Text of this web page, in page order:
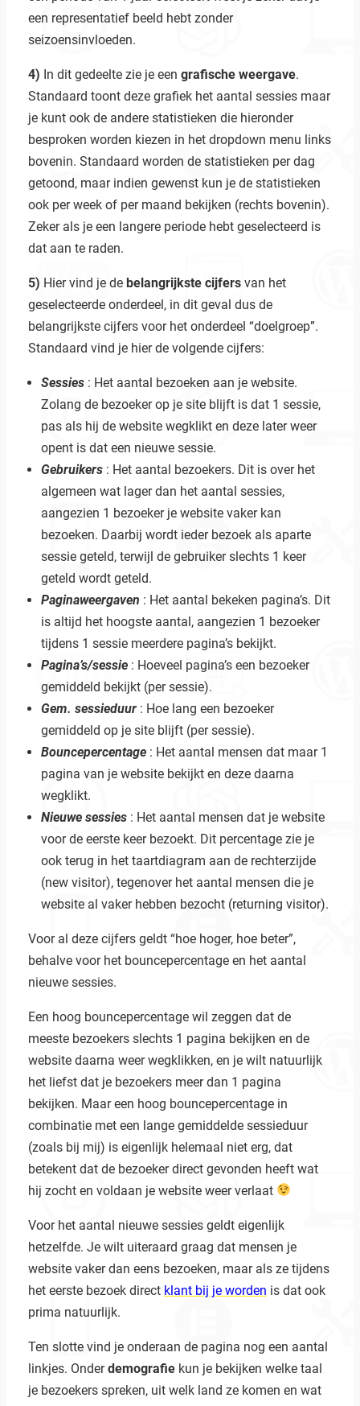
een representatief beeld hebt zonder
seizoensinvloeden.
4) In dit gedeelte zie je een grafische weergave.
Standaard toont deze grafiek het aantal sessies maar
je kunt ook de andere statistieken die hieronder
besproken worden kiezen in het dropdown menu links
bovenin. Standaard worden de statistieken per dag
getoond, maar indien gewenst kun je de statistieken
ook per week of per maand bekijken (rechts bovenin).
Zeker als je een langere periode hebt geselecteerd is
dat aan te raden.
5) Hier vind je de belangrijkste cijfersvan het
geselecteerde onderdeel, in dit geval dus de
belangrijkste cijfers voor het onderdeel “doelgroep”.
Standaard vind je hier de volgende cijfers:
Sessies: Het aantal bezoeken aan je website.
Zolang de bezoeker op je site blijft is dat 1 sessie,
pas als hij de website wegklikt en deze later weer
opent is dat een nieuwe sessie.
Gebruikers: Het aantal bezoekers. Dit is over het
algemeen wat lager dan het aantal sessies,
aangezien 1 bezoeker je website vaker kan
bezoeken. Daarbij wordt ieder bezoek als aparte
sessie geteld, terwijl de gebruiker slechts 1 keer
geteld wordt geteld.
Paginaweergaven : Het aantal bekeken pagina’s. Dit
is altijd het hoogste aantal, aangezien 1 bezoeker
tijdens 1 sessie meerdere pagina’s bekijkt.
Pagina’s/sessie: Hoeveel pagina’s een bezoeker
gemiddeld bekijkt (per sessie).
Gem. sessieduur: Hoe lang een bezoeker
gemiddeld op je site blijft (per sessie).
Bouncepercentage: Het aantal mensen dat maar 1
pagina van je website bekijkt en deze daarna
wegklikt.
Nieuwe sessies: Het aantal mensen dat je website
voor de eerste keer bezoekt. Dit percentage zie je
ook terug in het taartdiagram aan de rechterzijde
(new visitor), tegenover het aantal mensen die je
website al vaker hebben bezocht (returning visitor).
Voor al deze cijfers geldt “hoe hoger, hoe beter”,
behalve voor het bouncepercentage en het aantal
nieuwe sessies.
Een hoog bouncepercentage wil zeggen dat de
meeste bezoekers slechts 1 pagina bekijken en de
website daarna weer wegklikken, en je wilt natuurlijk
het liefst dat je bezoekers meer dan 1 pagina
bekijken. Maar een hoog bouncepercentage in
combinatie met een lange gemiddelde sessieduur
(zoals bij mij) is eigenlijk helemaal niet erg, dat
betekent dat de bezoeker direct gevonden heeft wat
hij zocht en voldaan je website weer verlaat
Voor het aantal nieuwe sessies geldt eigenlijk
hetzelfde. Je wilt uiteraard graag dat mensen je
website vaker dan eens bezoeken, maar als ze tijdens
het eerste bezoek direct klant bij je worden is dat ook
prima natuurlijk.
Ten slotte vind je onderaan de pagina nog een aantal
linkjes. Onderdemografiekun je bekijken welke taal
je bezoekers spreken, uit welk land ze komen en wat